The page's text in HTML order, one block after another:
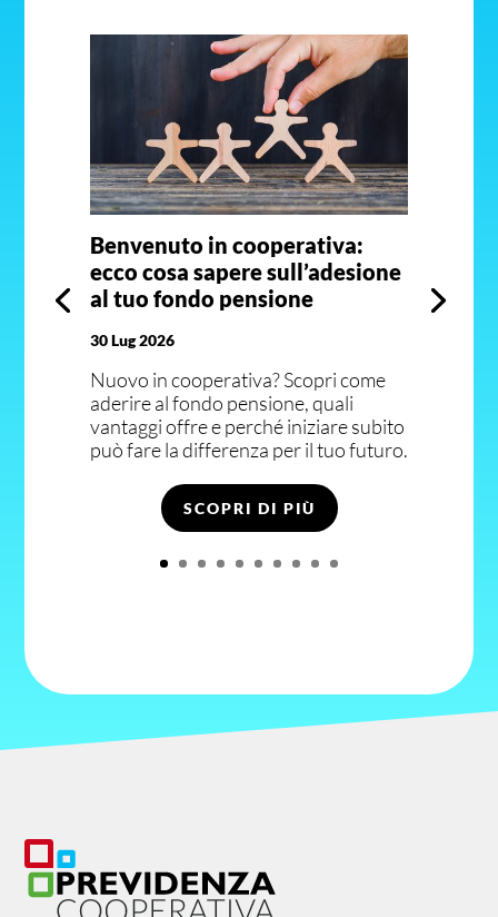
Benvenuto in cooperativa:
ecco cosa sapere sull’adesione
al tuo fondo pensione
30 Lug 2026
Nuovo in cooperativa? Scopri come
aderire al fondo pensione, quali
vantaggi offre e perché iniziare subito
può fare la differenza per il tuo futuro.
SCOPRI DI PIÙ